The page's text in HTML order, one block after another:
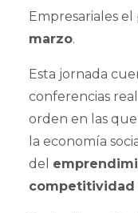
Empresariales
marzo.
Esta jornada
conferencias
orden en las
la economía
del
competitividad